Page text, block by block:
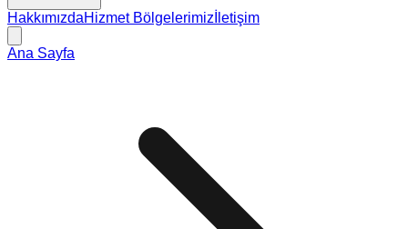
HakkımızdaHizmet Bölgelerimiz İletişim
Ana Sayfa